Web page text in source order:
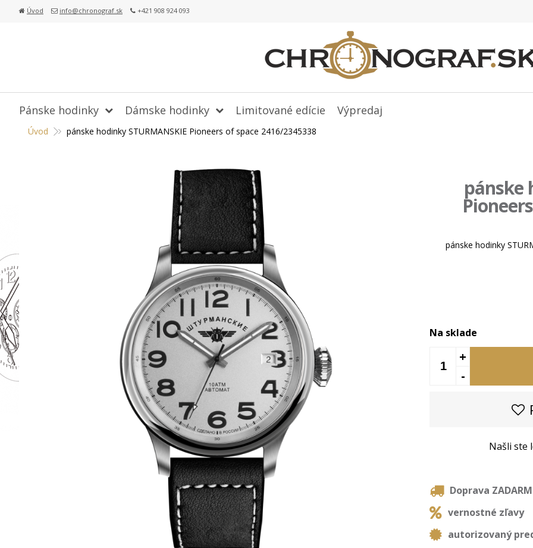
Úvod info@chronograf.sk +421 908 924 093
Úvod pánske hodinky STURMANSKIE Pioneers of space 2416/2345338
pánske
pánske hodinky
Na sklade
+
-
Našli ste
Doprava
vernostné zľavy
autorizovaný
Pánske hodinky Dámske hodinky Limitované edície Výpredaj